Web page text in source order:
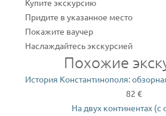
Купите экскурсию
Придите в указанное место
Покажите ваучер
Наслаждайтесь экскурсией
Похожие
История Константинополя:
82 €
На двух континентах (с